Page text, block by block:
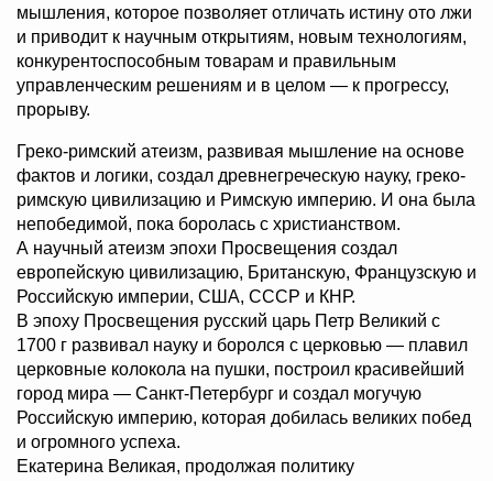
мышления, которое позволяет отличать истину ото лжи
и приводит к научным открытиям, новым технологиям,
конкурентоспособным товарам и правильным
управленческим решениям и в целом — к прогрессу,
прорыву.
Греко-римский атеизм, развивая мышление на основе
фактов и логики, создал древнегреческую науку, греко-
римскую цивилизацию и Римскую империю. И она была
непобедимой, пока боролась с христианством.
А научный атеизм эпохи Просвещения создал
европейскую цивилизацию, Британскую, Французскую и
Российскую империи, США, СССР и КНР.
В эпоху Просвещения русский царь Петр Великий с
1700 г развивал науку и боролся с церковью — плавил
церковные колокола на пушки, построил красивейший
город мира — Санкт-Петербург и создал могучую
Российскую империю, которая добилась великих побед
и огромного успеха.
Екатерина Великая, продолжая политику